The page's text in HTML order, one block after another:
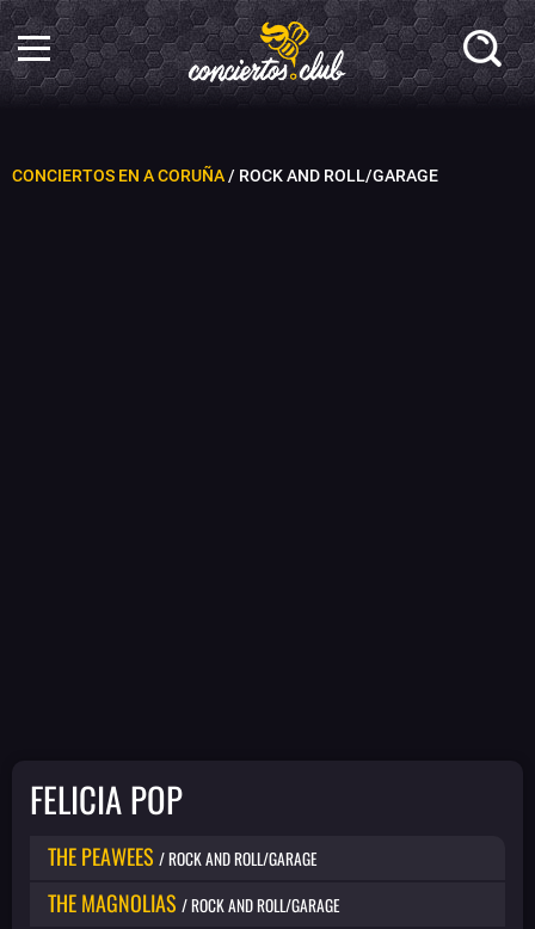
CONCIERTOS EN A CORUÑA/ ROCK AND ROLL/GARAGE
FELICIA POP
THE PEAWEES / ROCK AND ROLL/GARAGE
THE MAGNOLIAS / ROCK AND ROLL/GARAGE